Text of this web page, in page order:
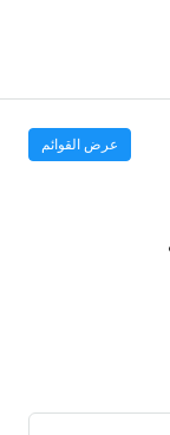
عرض القوائم